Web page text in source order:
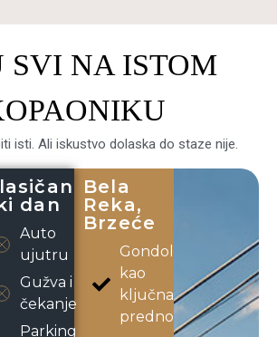
SVI NA ISTOM
isti. Ali iskustvo dolaska do staze nije.
dan
Auto
ujutru
Gužva i
čekanje
Parking
Bela
Reka,
Brzeće
Gondola
kao
ključna
prednost